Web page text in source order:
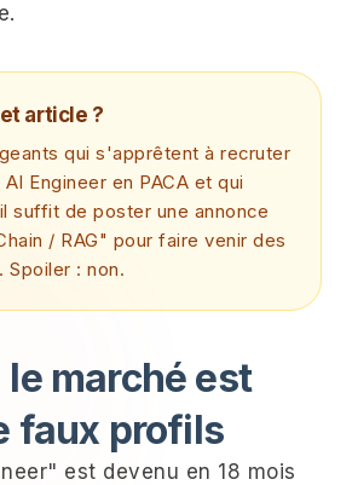
article ?
qui s'apprêtent à recruter
Engineer en PACA et qui
suffit de poster une annonce
/ RAG" pour faire venir des
Spoiler : non.
le marché est
faux profils
est devenu en 18 mois